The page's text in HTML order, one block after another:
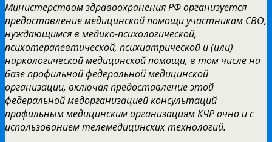
Министерством здравоохранения РФ организуется
предоставление медицинской помощи участникам СВО,
нуждающимся в медико-психологической,
психотерапевтической, психиатрической и (или)
наркологической медицинской помощи, в том числе на
базе профильной федеральной медицинской
организации, включая предоставление этой
федеральной медорганизацией консультаций
профильным медицинским организациям КЧР очно и с
использованием телемедицинских технологий.